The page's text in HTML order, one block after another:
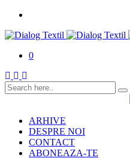
0
ARHIVE
DESPRE NOI
CONTACT
ABONEAZA-TE